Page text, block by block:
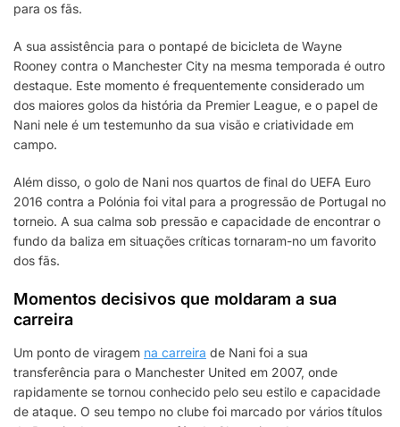
para os fãs.
A sua assistência para o pontapé de bicicleta de Wayne
Rooney contra o Manchester City na mesma temporada é outro
destaque. Este momento é frequentemente considerado um
dos maiores golos da história da Premier League, e o papel de
Nani nele é um testemunho da sua visão e criatividade em
campo.
Além disso, o golo de Nani nos quartos de final do UEFA Euro
2016 contra a Polónia foi vital para a progressão de Portugal no
torneio. A sua calma sob pressão e capacidade de encontrar o
fundo da baliza em situações críticas tornaram-no um favorito
dos fãs.
Momentos decisivos que moldaram a sua
carreira
Um ponto de viragem na carreira de Nani foi a sua
transferência para o Manchester United em 2007, onde
rapidamente se tornou conhecido pelo seu estilo e capacidade
de ataque. O seu tempo no clube foi marcado por vários títulos